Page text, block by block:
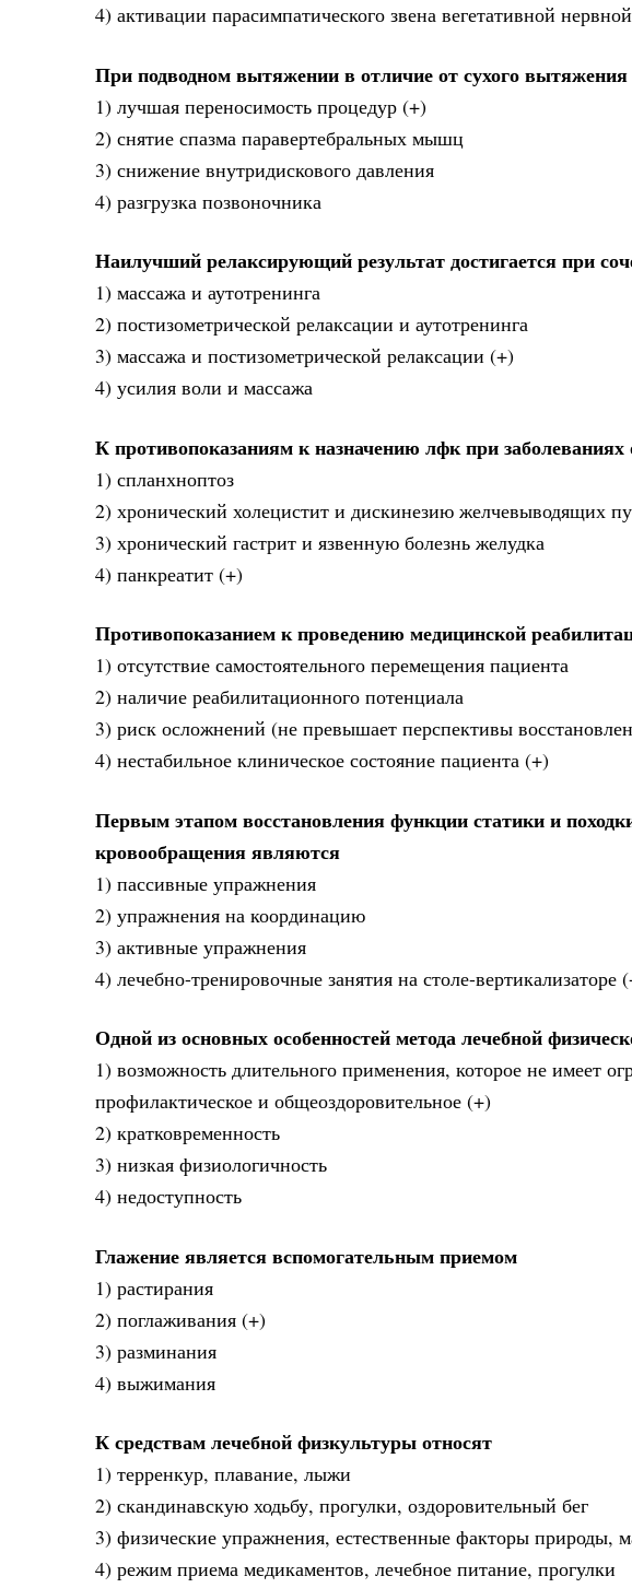
4) активации парасимпатического звена вегетативной
При подводном вытяжении в отличие от сухого вытяжения
1) лучшая переносимость процедур (+)
2) снятие спазма паравертебральных мышц
3) снижение внутридискового давления
4) разгрузка позвоночника
Наилучший релаксирующий результат достигается при
1) массажа и аутотренинга
2) постизометрической релаксации и аутотренинга
3) массажа и постизометрической релаксации (+)
4) усилия воли и массажа
К противопоказаниям к назначению лфк при
1) спланхноптоз
2) хронический холецистит и дискинезию желчевыводящих
3) хронический гастрит и язвенную болезнь желудка
4) панкреатит (+)
Противопоказанием к проведению медицинской
1) отсутствие самостоятельного перемещения пациента
2) наличие реабилитационного потенциала
3) риск осложнений (не превышает перспективы
4) нестабильное клиническое состояние пациента (+)
Первым этапом восстановления функции статики и
кровообращения являются
1) пассивные упражнения
2) упражнения на координацию
3) активные упражнения
4) лечебно-тренировочные занятия на столе-вертикализаторе
Одной из основных особенностей метода лечебной
1) возможность длительного применения, которое не имеет
профилактическое и общеоздоровительное (+)
2) кратковременность
3) низкая физиологичность
4) недоступность
Глажение является вспомогательным приемом
1) растирания
2) поглаживания (+)
3) разминания
4) выжимания
К средствам лечебной физкультуры относят
1) терренкур, плавание, лыжи
2) скандинавскую ходьбу, прогулки, оздоровительный бег
3) физические упражнения, естественные факторы природы,
4) режим приема медикаментов, лечебное питание, прогулки